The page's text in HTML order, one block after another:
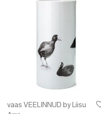
vaas VEELINNUD by Liisu